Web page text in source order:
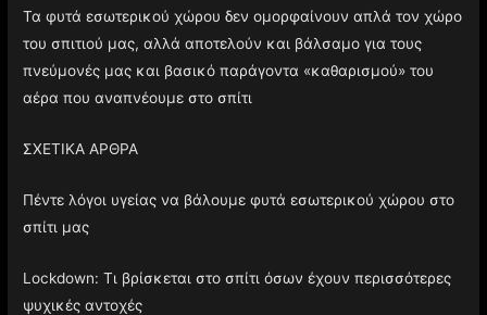
Τα φυτά εσωτερικού χώρου δεν ομορφαίνουν απλά τον χώρο
του σπιτιού μας, αλλά αποτελούν και βάλσαμο για τους
πνεύμονές μας και βασικό παράγοντα «καθαρισμού» του
αέρα που αναπνέουμε στο σπίτι
ΣΧΕΤΙΚΑ ΑΡΘΡΑ
Πέντε λόγοι υγείας να βάλουμε φυτά εσωτερικού χώρου στο
σπίτι μας
Lockdown: Τι βρίσκεται στο σπίτι όσων έχουν περισσότερες
ψυχικές αντοχές